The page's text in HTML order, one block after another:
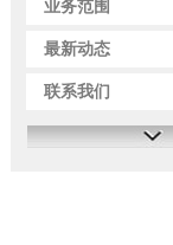
业务范围
最新动态
联系我们